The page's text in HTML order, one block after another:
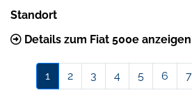
Standort
Details zum Fiat 500e anzeigen
1 2 3 4 5 6 7